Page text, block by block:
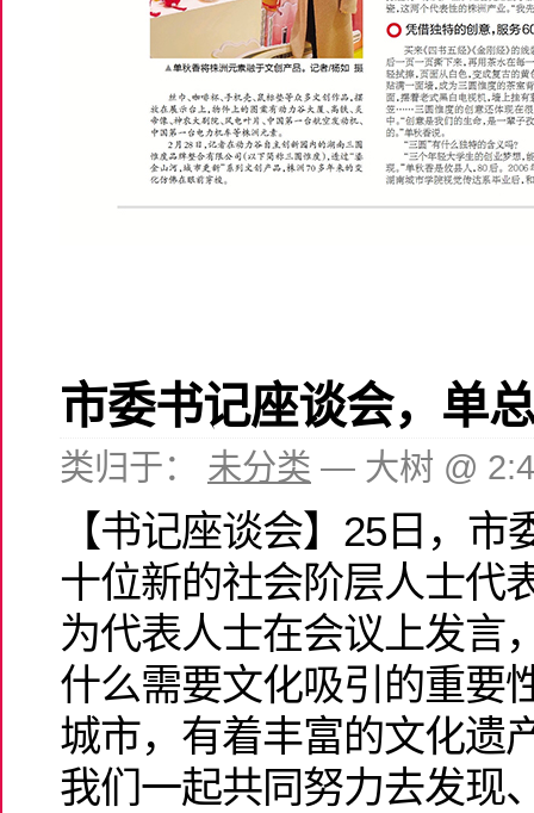
市委书记座谈会，单
类归于： 未分类 — 大树 @
【书记座谈会】25日，
十位新的社会阶层人士代
为代表人士在会议上发言
什么需要文化吸引的重要
城市，有着丰富的文化遗
我们一起共同努力去发现